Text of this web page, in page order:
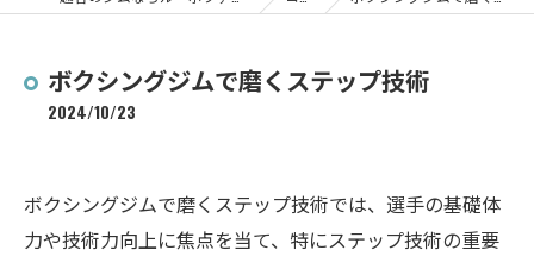
ボクシングジムで磨くステップ技術
2024/10/23
ボクシングジムで磨くステップ技術では、選手の基礎体
力や技術力向上に焦点を当て、特にステップ技術の重要